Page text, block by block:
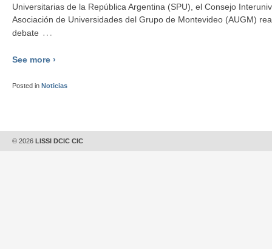
Universitarias de la República Argentina (SPU), el Consejo
Asociación de Universidades del Grupo de Montevideo (AUGM)
debate …
See more ›
Posted in Noticias
© 2026 LISSI DCIC CIC